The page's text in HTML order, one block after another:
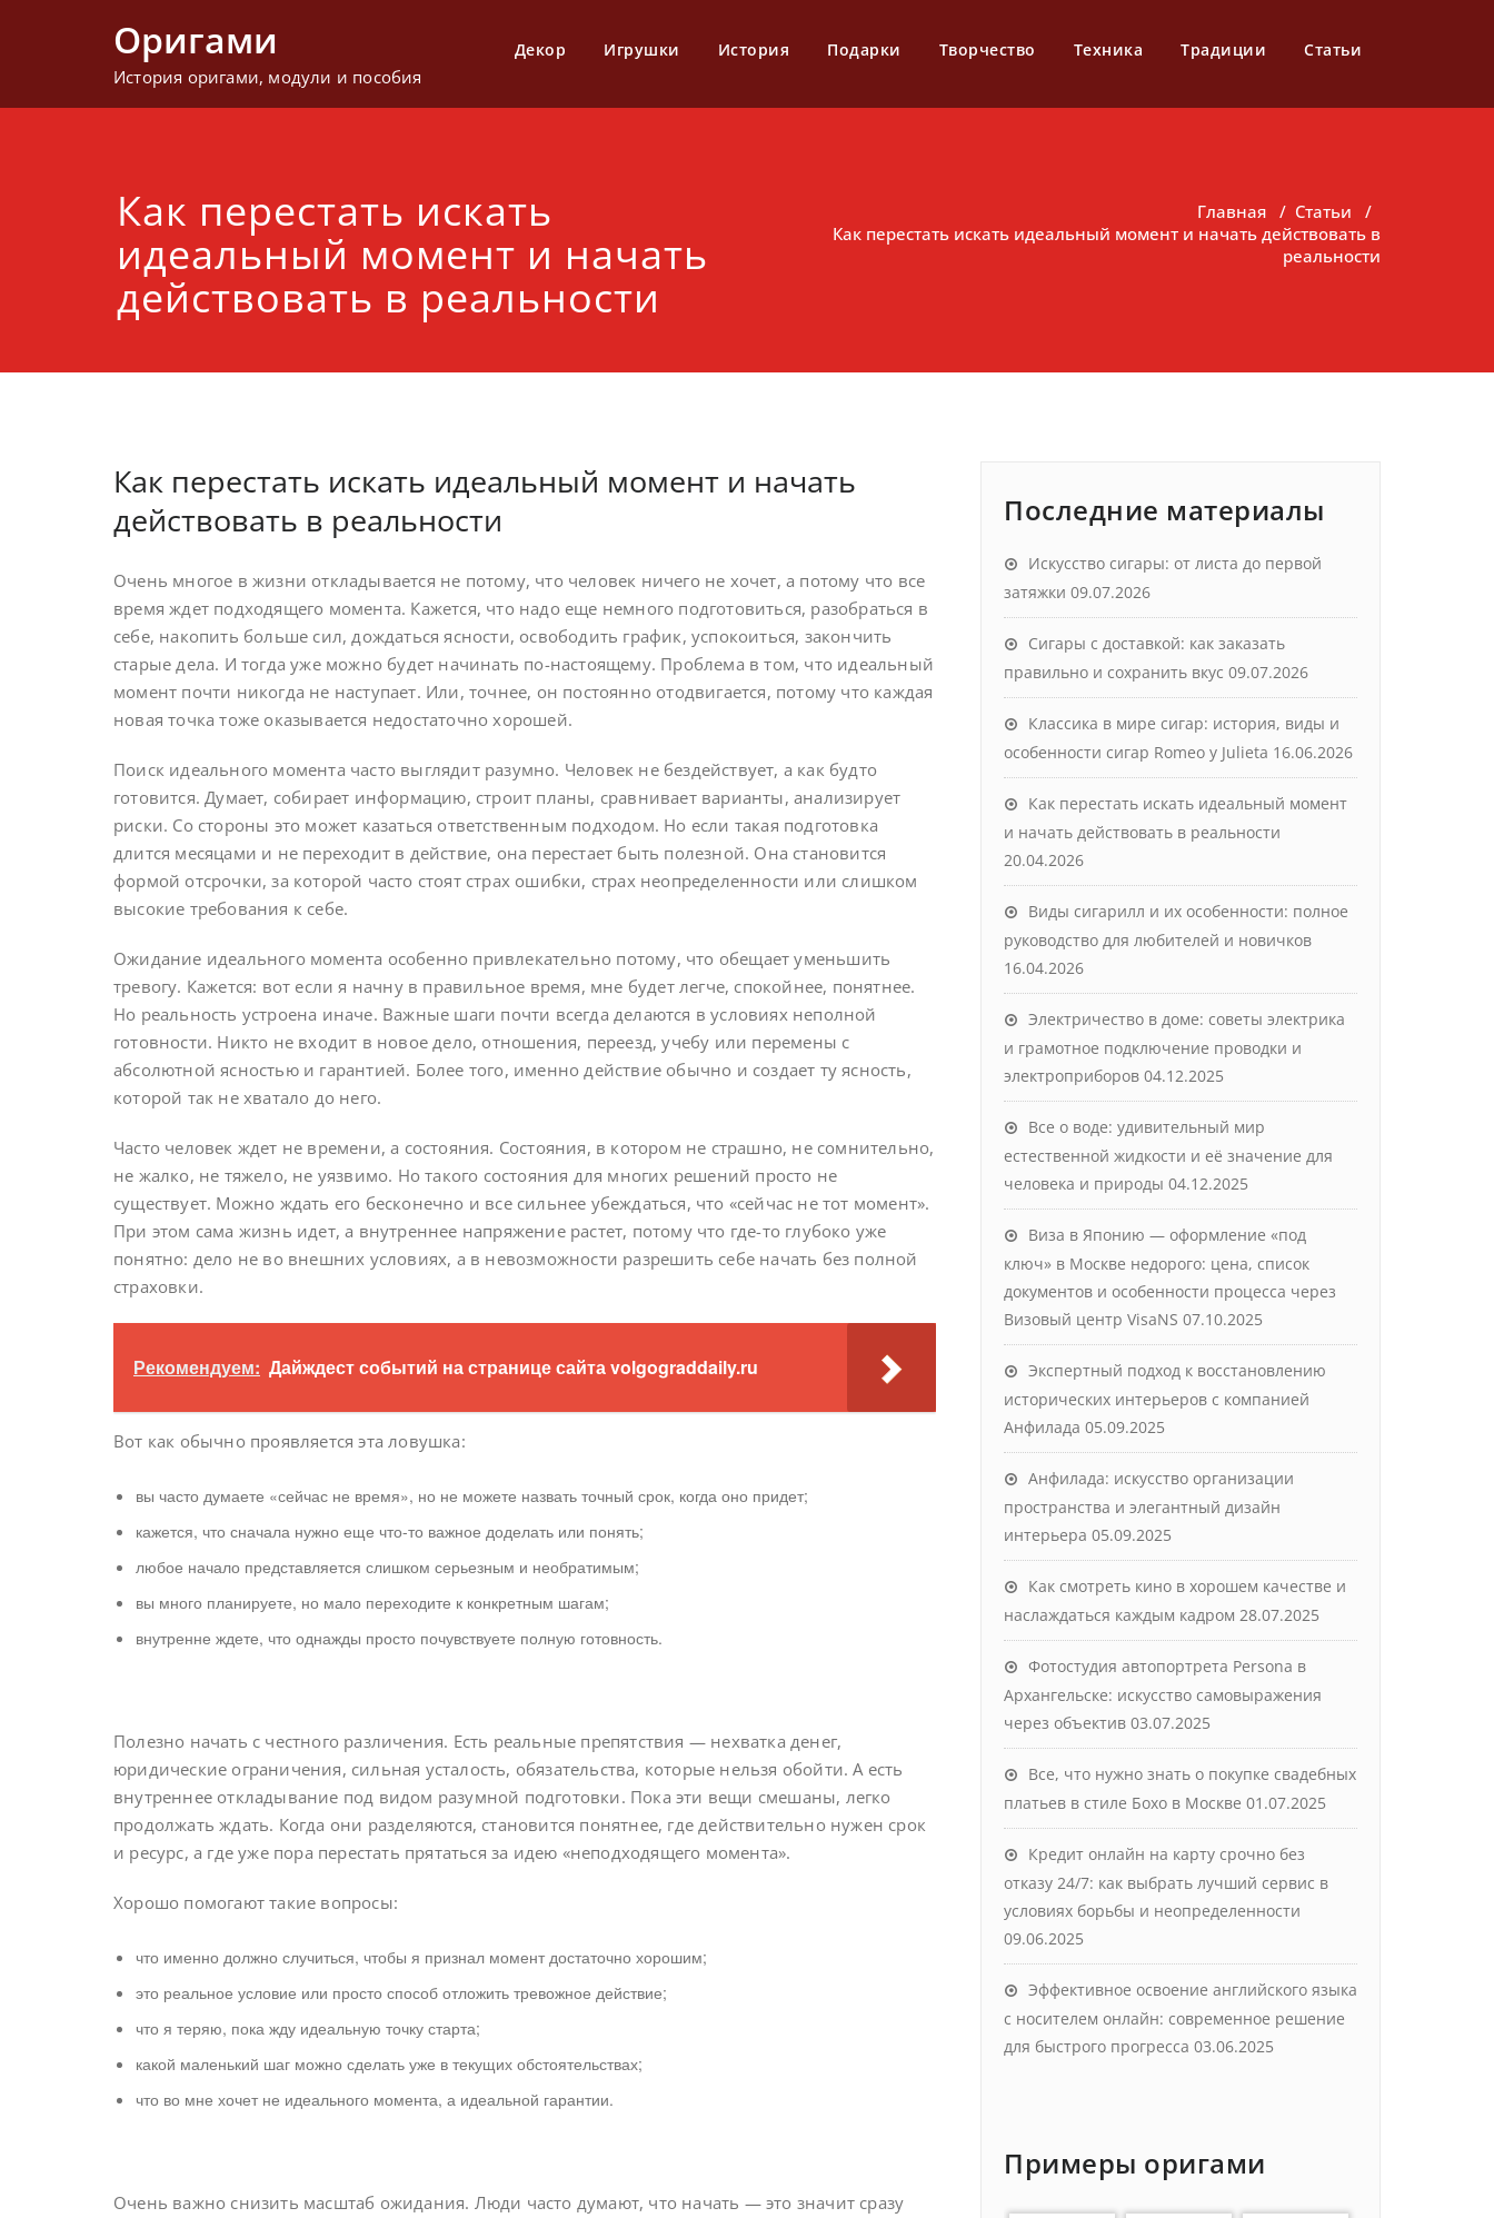
Оригами
История оригами, модули и пособия
Декор Игрушки История Подарки Творчество Техника Традиции Статьи
Как перестать искать
идеальный момент и начать
действовать в реальности
Главная / Статьи /
Как перестать искать идеальный момент и начать действовать в
реальности
Как перестать искать идеальный момент и начать
действовать в реальности
Очень многое в жизни откладывается не потому, что человек ничего не хочет, а потому что все
время ждет подходящего момента. Кажется, что надо еще немного подготовиться, разобраться в
себе, накопить больше сил, дождаться ясности, освободить график, успокоиться, закончить
старые дела. И тогда уже можно будет начинать по-настоящему. Проблема в том, что идеальный
момент почти никогда не наступает. Или, точнее, он постоянно отодвигается, потому что каждая
новая точка тоже оказывается недостаточно хорошей.
Поиск идеального момента часто выглядит разумно. Человек не бездействует, а как будто
готовится. Думает, собирает информацию, строит планы, сравнивает варианты, анализирует
риски. Со стороны это может казаться ответственным подходом. Но если такая подготовка
длится месяцами и не переходит в действие, она перестает быть полезной. Она становится
формой отсрочки, за которой часто стоят страх ошибки, страх неопределенности или слишком
высокие требования к себе.
Ожидание идеального момента особенно привлекательно потому, что обещает уменьшить
тревогу. Кажется: вот если я начну в правильное время, мне будет легче, спокойнее, понятнее.
Но реальность устроена иначе. Важные шаги почти всегда делаются в условиях неполной
готовности. Никто не входит в новое дело, отношения, переезд, учебу или перемены с
абсолютной ясностью и гарантией. Более того, именно действие обычно и создает ту ясность,
которой так не хватало до него.
Часто человек ждет не времени, а состояния. Состояния, в котором не страшно, не сомнительно,
не жалко, не тяжело, не уязвимо. Но такого состояния для многих решений просто не
существует. Можно ждать его бесконечно и все сильнее убеждаться, что «сейчас не тот момент».
При этом сама жизнь идет, а внутреннее напряжение растет, потому что где-то глубоко уже
понятно: дело не во внешних условиях, а в невозможности разрешить себе начать без полной
страховки.
Рекомендуем: Дайждест событий на странице сайта volgograddaily.ru
Вот как обычно проявляется эта ловушка:
вы часто думаете «сейчас не время», но не можете назвать точный срок, когда оно придет;
кажется, что сначала нужно еще что-то важное доделать или понять;
любое начало представляется слишком серьезным и необратимым;
вы много планируете, но мало переходите к конкретным шагам;
внутренне ждете, что однажды просто почувствуете полную готовность.
Полезно начать с честного различения. Есть реальные препятствия — нехватка денег,
юридические ограничения, сильная усталость, обязательства, которые нельзя обойти. А есть
внутреннее откладывание под видом разумной подготовки. Пока эти вещи смешаны, легко
продолжать ждать. Когда они разделяются, становится понятнее, где действительно нужен срок
и ресурс, а где уже пора перестать прятаться за идею «неподходящего момента».
Хорошо помогают такие вопросы:
что именно должно случиться, чтобы я признал момент достаточно хорошим;
это реальное условие или просто способ отложить тревожное действие;
что я теряю, пока жду идеальную точку старта;
какой маленький шаг можно сделать уже в текущих обстоятельствах;
что во мне хочет не идеального момента, а идеальной гарантии.
Очень важно снизить масштаб ожидания. Люди часто думают, что начать — это значит сразу
Последние материалы
Искусство сигары: от листа до первой
затяжки 09.07.2026
Сигары с доставкой: как заказать
правильно и сохранить вкус 09.07.2026
Классика в мире сигар: история, виды и
особенности сигар Romeo y Julieta 16.06.2026
Как перестать искать идеальный момент
и начать действовать в реальности
20.04.2026
Виды сигарилл и их особенности: полное
руководство для любителей и новичков
16.04.2026
Электричество в доме: советы электрика
и грамотное подключение проводки и
электроприборов 04.12.2025
Все о воде: удивительный мир
естественной жидкости и её значение для
человека и природы 04.12.2025
Виза в Японию — оформление «под
ключ» в Москве недорого: цена, список
документов и особенности процесса через
Визовый центр VisaNS 07.10.2025
Экспертный подход к восстановлению
исторических интерьеров с компанией
Анфилада 05.09.2025
Анфилада: искусство организации
пространства и элегантный дизайн
интерьера 05.09.2025
Как смотреть кино в хорошем качестве и
наслаждаться каждым кадром 28.07.2025
Фотостудия автопортрета Persona в
Архангельске: искусство самовыражения
через объектив 03.07.2025
Все, что нужно знать о покупке свадебных
платьев в стиле Бохо в Москве 01.07.2025
Кредит онлайн на карту срочно без
отказу 24/7: как выбрать лучший сервис в
условиях борьбы и неопределенности
09.06.2025
Эффективное освоение английского языка
с носителем онлайн: современное решение
для быстрого прогресса 03.06.2025
Примеры оригами